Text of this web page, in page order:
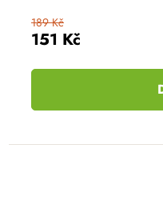
151 Kč
189 Kč